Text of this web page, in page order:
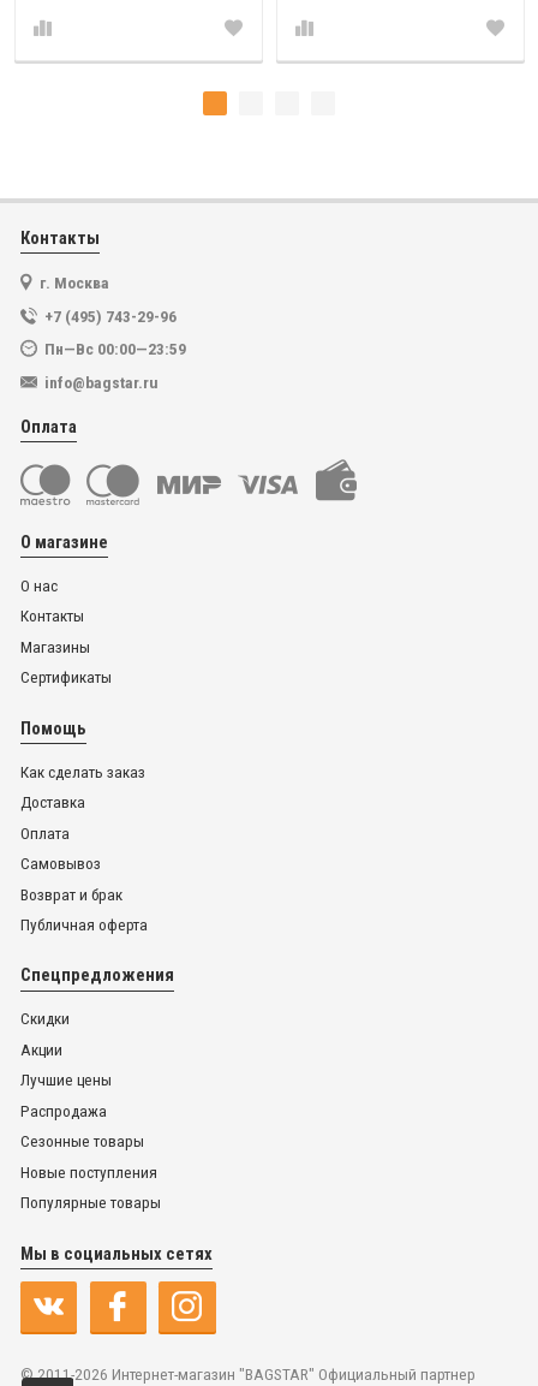
Контакты
г. Москва
+7 (495) 743-29-96
Пн—Вс 00:00—23:59
info@bagstar.ru
Оплата
О магазине
О нас
Контакты
Магазины
Сертификаты
Помощь
Как сделать заказ
Доставка
Оплата
Самовывоз
Возврат и брак
Публичная оферта
Спецпредложения
Скидки
Акции
Лучшие цены
Распродажа
Сезонные товары
Новые поступления
Популярные товары
Мы в социальных сетях
© 2011-2026 Интернет-магазин "BAGSTAR" Официальный партнер